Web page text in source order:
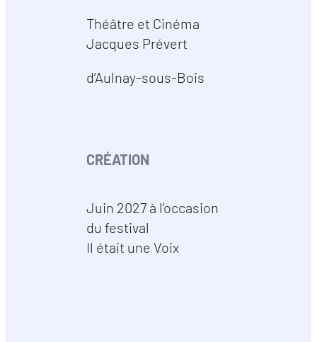
Théâtre et Cinéma
Jacques Prévert
d’Aulnay-sous-Bois
CRÉATION
Juin 2027 à l’occasion
du festival
Il était une Voix